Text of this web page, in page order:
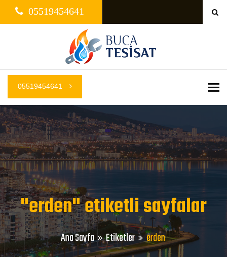
05519454641
05519454641
"erden" etiketli sayfalar
Ana Sayfa Etiketler erden